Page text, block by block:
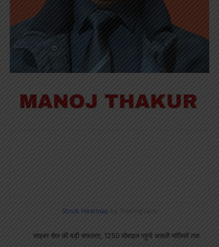
Stock Heatmap by TradingView
साइबर सेल की बड़ी सफलता, 1250 मोबाइल पहुंचे असली मालिकों तक